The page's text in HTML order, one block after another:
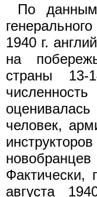
По данным
1940 г.
на
страны 13-
человек,
августа